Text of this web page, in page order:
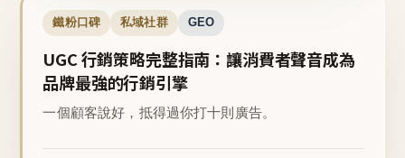
鐵粉口碑 私域社群 GEO
UGC 行銷策略完整指南：讓消費者聲音成為
品牌最強的行銷引擎
一個顧客說好，抵得過你打十則廣告。